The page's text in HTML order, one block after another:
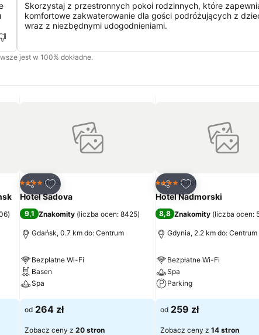
Skorzystaj z przestronnych pokoi rodzinnych, które
komfortowe zakwaterowanie dla gości podróżujących z
wraz z niezbędnymi udogodnieniami.
jest w 100% dokładne.
)
Udostępnij
Dodaj do ulubionych
4 Kategoria
Hotel
Hotel Sadova
9,1 Znakomity (liczba ocen: 8425)
Gdańsk, 0.7 km do: Centrum
Bezpłatne Wi-Fi
Basen
Spa
Wyświetl ceny
od 264 zł
Zobacz ceny z 20 stron
Udostępnij
Dodaj do
4 Kategoria
Hotel
Hotel Nadmorski
8,8 Znakomity (liczba ocen:
Gdynia, 2.2 km do: Centrum
Bezpłatne Wi-Fi
Spa
Parking
Wyświetl ceny
od 259 zł
Zobacz ceny z 14 stron